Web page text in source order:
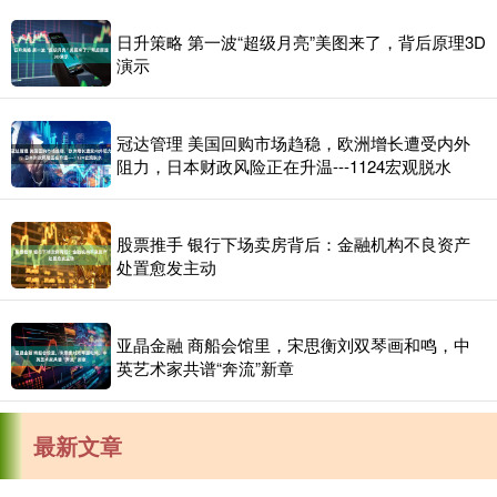
日升策略 第一波“超级月亮”美图来了，背后原理3D
演示
冠达管理 美国回购市场趋稳，欧洲增长遭受内外
阻力，日本财政风险正在升温---1124宏观脱水
股票推手 银行下场卖房背后：金融机构不良资产
处置愈发主动
亚晶金融 商船会馆里，宋思衡刘双琴画和鸣，中
英艺术家共谱“奔流”新章
最新文章